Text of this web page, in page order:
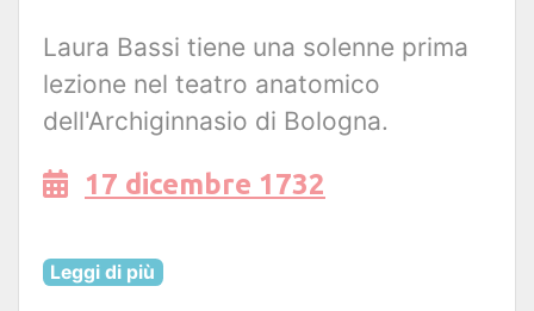
Laura Bassi tiene una solenne prima
lezione nel teatro anatomico
dell'Archiginnasio di Bologna.
17 dicembre 1732
Leggi di più